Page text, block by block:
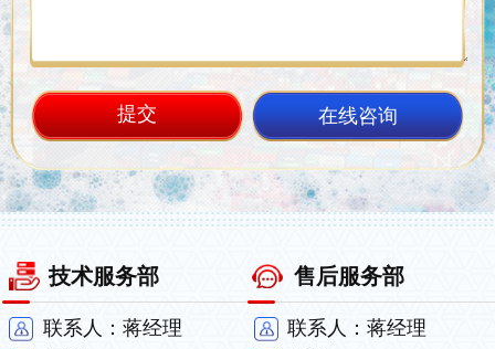
在线咨询
技术服务部
联系人：蒋经理
售后服务部
联系人：蒋经理